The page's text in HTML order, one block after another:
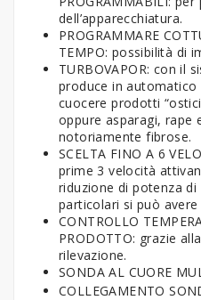
dell’apparecchiatura.
PROGRAMMARE
TEMPO: possibilità di
TURBOVAPOR: con il
produce in automatico
cuocere prodotti
oppure asparagi, rape
notoriamente fibrose.
SCELTA FINO A 6
prime 3 velocità
riduzione di potenza
particolari si può
CONTROLLO
PRODOTTO: grazie
rilevazione.
SONDA AL CUORE
COLLEGAMENTO